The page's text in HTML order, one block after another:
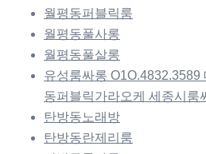
월평동퍼블릭룸
월평동풀사롱
월평동풀살롱
유성룸싸롱
동퍼블릭가라오케 세종시룸
탄방동노래방
탄방동란제리룸